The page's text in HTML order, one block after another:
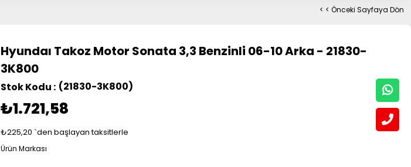
< < Önceki Sayfaya Dön
Hyundaı Takoz Motor Sonata 3,3 Benzinli 06-10 Arka - 21830-
3K800
(21830-3K800)
₺1.721,58
₺225,20 `den başlayan taksitlerle